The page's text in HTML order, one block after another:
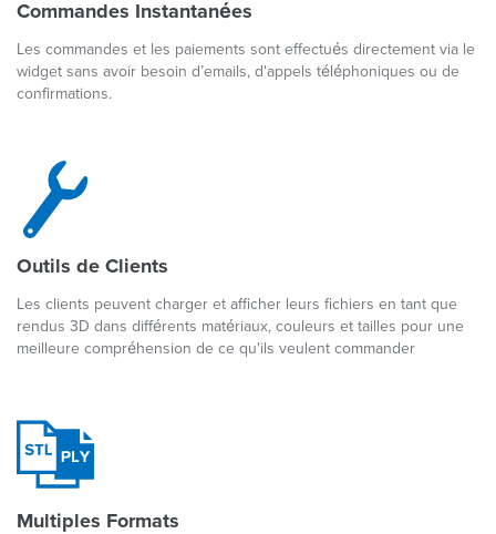
Commandes Instantanées
Les commandes et les paiements sont effectués directement via le
widget sans avoir besoin d’emails, d'appels téléphoniques ou de
confirmations.
Outils de Clients
Les clients peuvent charger et afficher leurs fichiers en tant que
rendus 3D dans différents matériaux, couleurs et tailles pour une
meilleure compréhension de ce qu'ils veulent commander
Multiples Formats